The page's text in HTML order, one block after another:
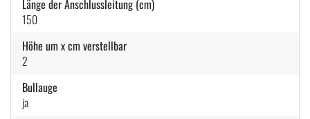
Länge der Anschlussleitung (cm)
150
Höhe um x cm verstellbar
2
Bullauge
ja